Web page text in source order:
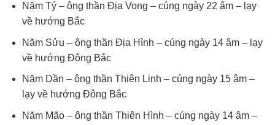
Năm Tý – ông thần Địa Vong – cúng ngày 22 âm – lạy
về hướng Bắc
Năm Sửu – ông thần Địa Hình – cúng ngày 14 âm – lạy
về hướng Đông Bắc
Năm Dần – ông thần Thiên Linh – cúng ngày 15 âm –
lạy về hướng Đông Bắc
Năm Mão – ông thần Thiên Hình – cúng ngày 14 âm –